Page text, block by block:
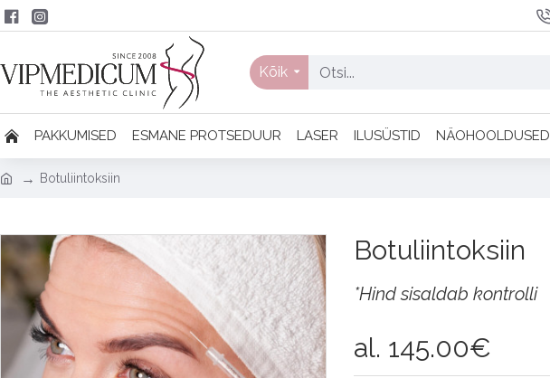
Kõik
PAKKUMISED ESMANE PROTSEDUUR LASER ILUSÜSTID NÄOHOOLDUSED
Botuliintoksiin
Botuliintoksiin
*Hind sisaldab kontrolli
al. 145.00€